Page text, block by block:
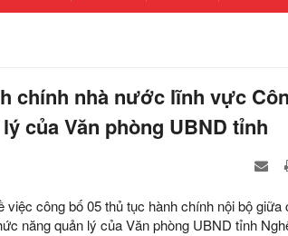
chính nhà nước lĩnh vực
của Văn phòng UBND tỉnh
công bố 05 thủ tục hành chính nội bộ giữa
năng quản lý của Văn phòng UBND tỉnh